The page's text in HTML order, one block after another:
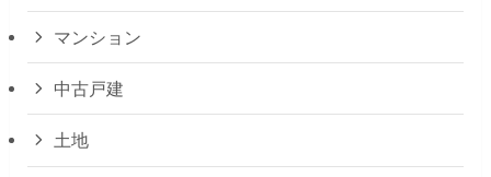
マンション
中古戸建
土地